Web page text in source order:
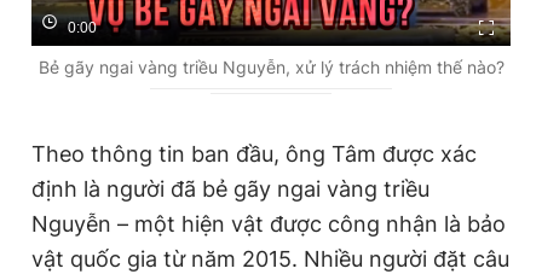
0:00
Bẻ gãy ngai vàng triều Nguyễn, xử lý trách nhiệm thế nào?
Theo thông tin ban đầu, ông Tâm được xác
định là người đã bẻ gãy ngai vàng triều
Nguyễn – một hiện vật được công nhận là bảo
vật quốc gia từ năm 2015. Nhiều người đặt câu